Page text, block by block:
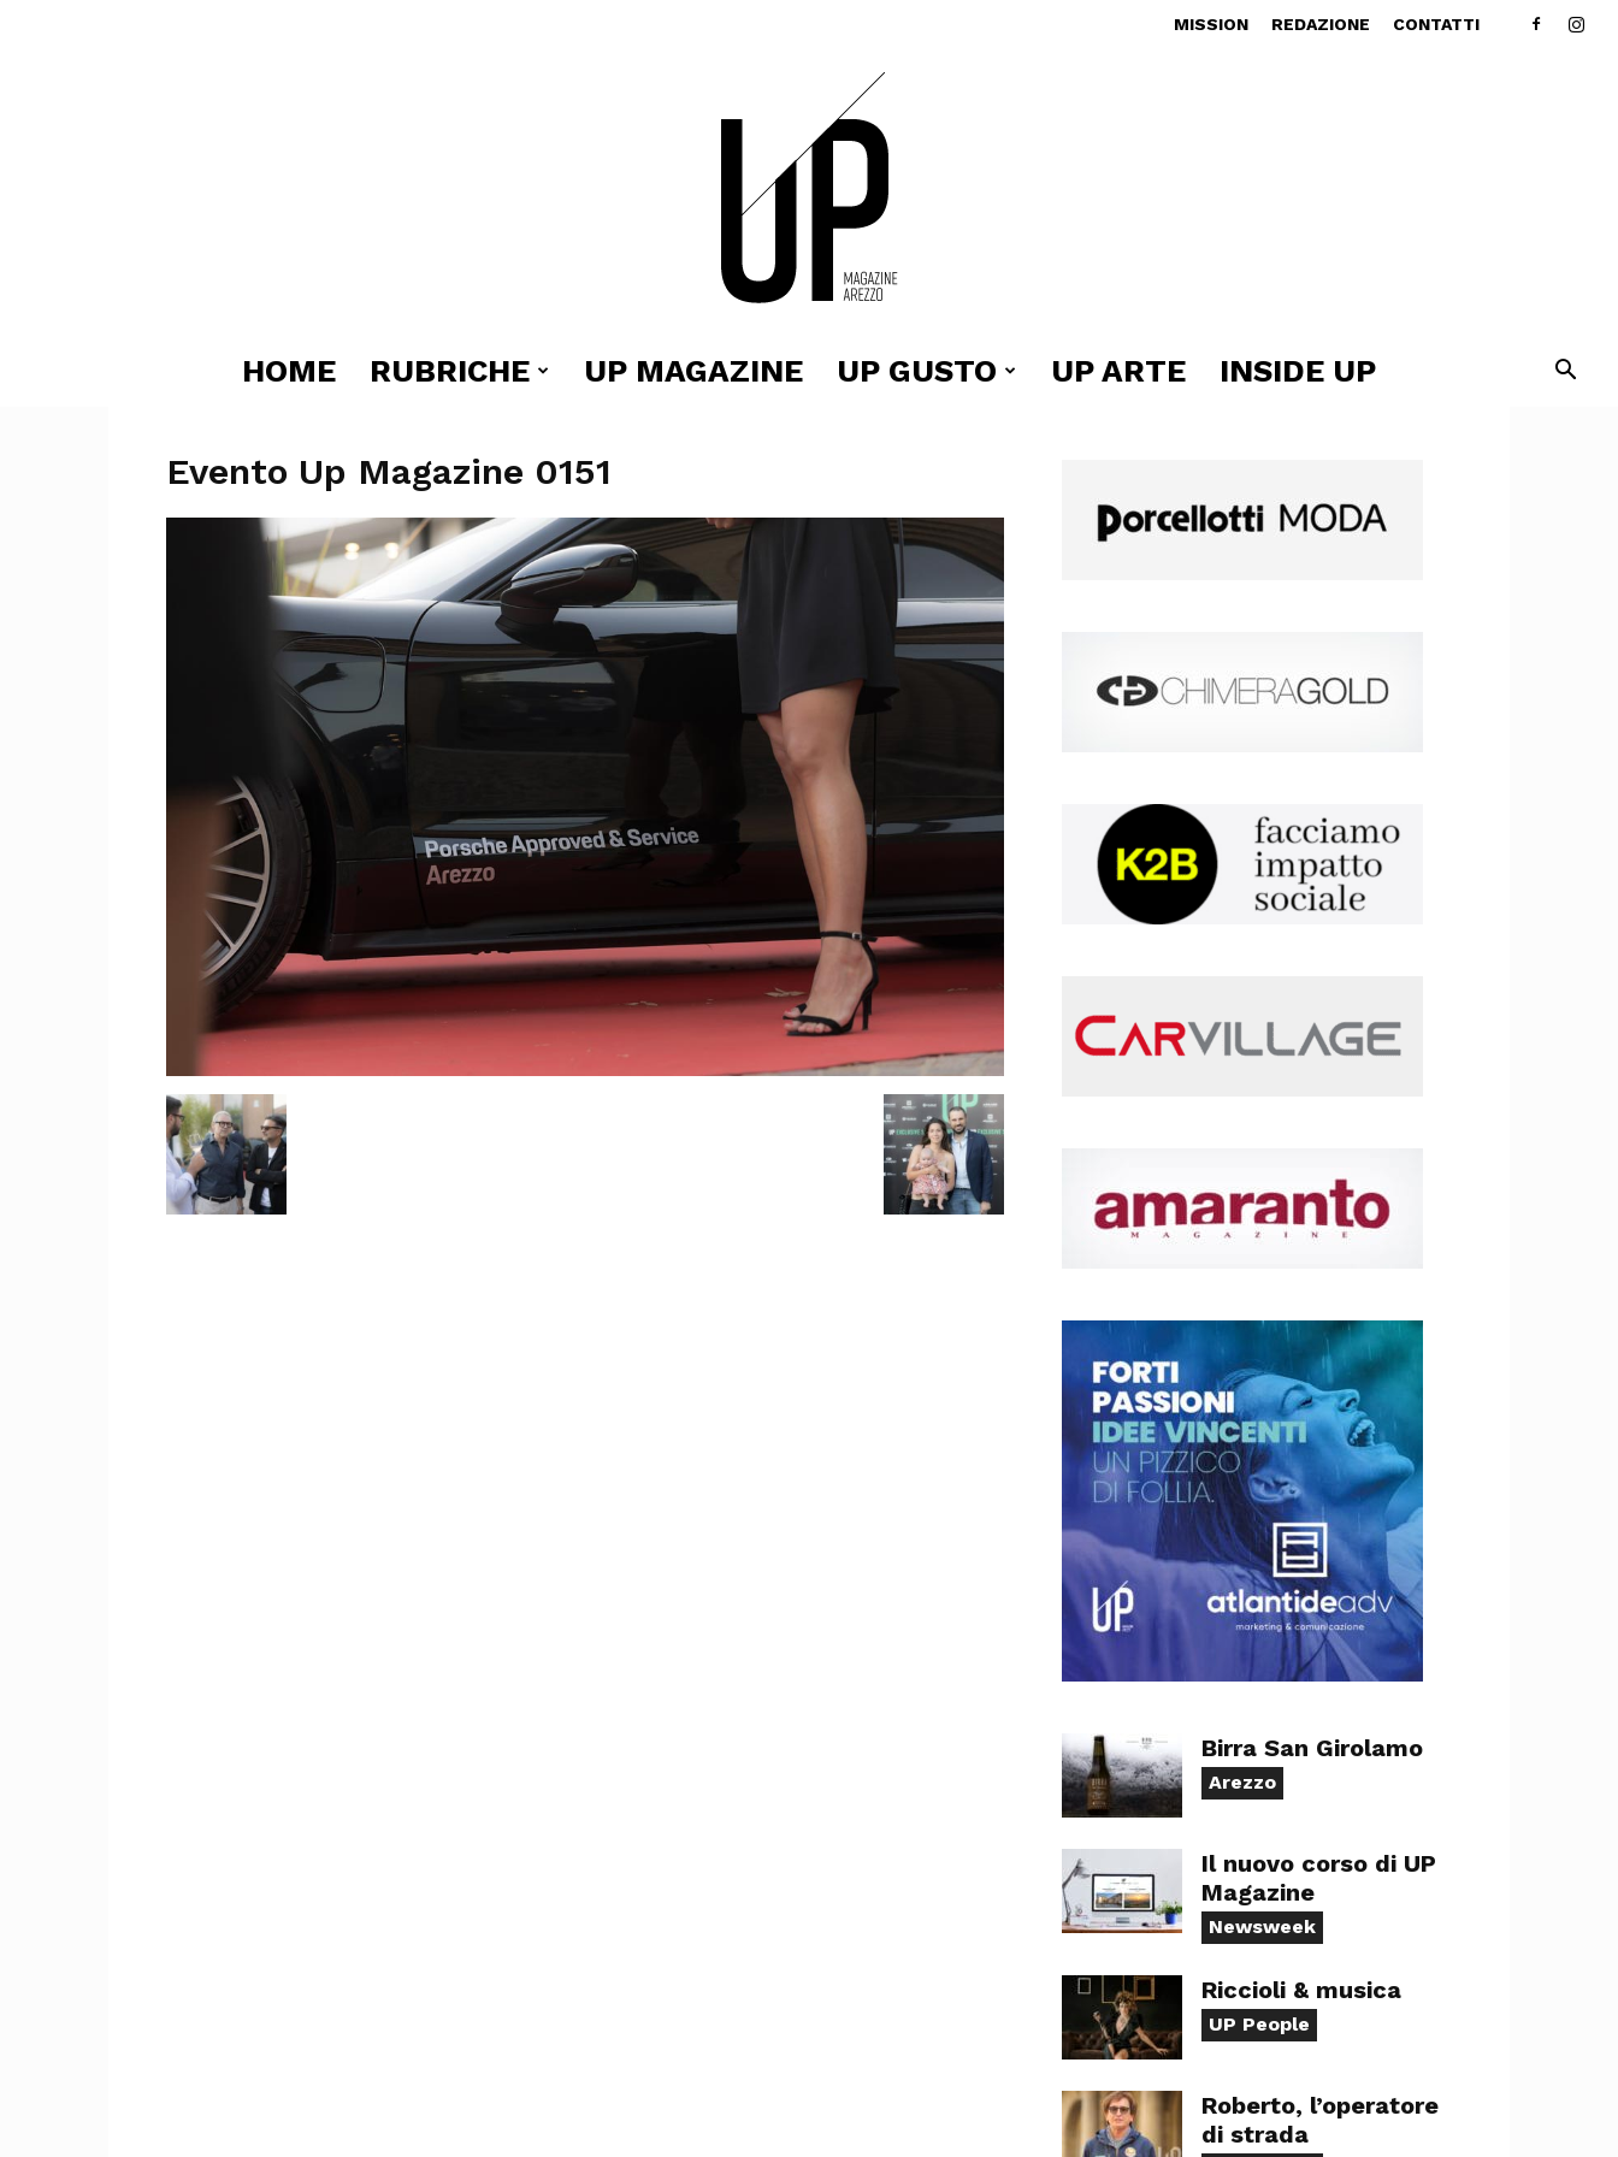
MISSION REDAZIONE CONTATTI
HOME RUBRICHE UP MAGAZINE UP GUSTO UP ARTE INSIDE UP
Evento Up Magazine 0151
Birra San Girolamo
Arezzo
Il nuovo corso di UP
Magazine
Newsweek
Riccioli & musica
UP People
Roberto, l’operatore
di strada